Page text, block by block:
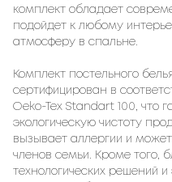
комплект обладает
подойдет к любому
атмосферу в спальне.
Комплект постельного
сертифицирован в
Oeko-Tex Standart 100, что
экологическую чистоту
вызывает аллергии и
членов семьи. Кроме того,
технологических решений и